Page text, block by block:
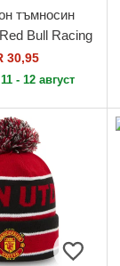
тъмносин
Bull Racing
Era
30,95
11 - 12 август